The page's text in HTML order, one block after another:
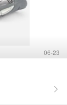
06-23